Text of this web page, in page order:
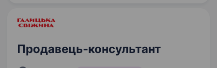
Продавець-консультант